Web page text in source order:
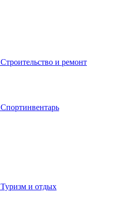
Строительство и ремонт
Спортинвентарь
Туризм и отдых